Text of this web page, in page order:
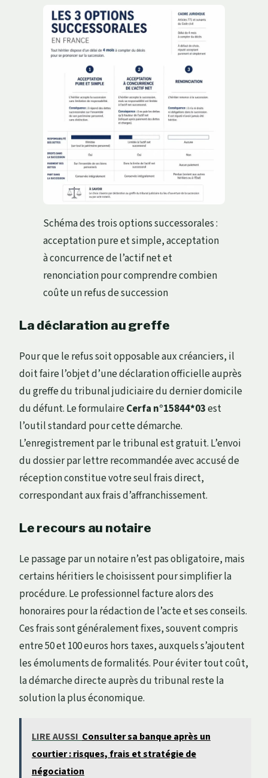
Schéma des trois options successorales :
acceptation pure et simple, acceptation
à concurrence de l’actif net et
renonciation pour comprendre combien
coûte un refus de succession
La déclaration au greffe
Pour que le refus soit opposable aux créanciers, il
doit faire l’objet d’une déclaration officielle auprès
du greffe du tribunal judiciaire du dernier domicile
du défunt. Le formulaireCerfa n°15844*03est
l’outil standard pour cette démarche.
L’enregistrement par le tribunal est gratuit. L’envoi
du dossier par lettre recommandée avec accusé de
réception constitue votre seul frais direct,
correspondant aux frais d’affranchissement.
Le recours au notaire
Le passage par un notaire n’est pas obligatoire, mais
certains héritiers le choisissent pour simplifier la
procédure. Le professionnel facture alors des
honoraires pour la rédaction de l’acte et ses conseils.
Ces frais sont généralement fixes, souvent compris
entre 50 et 100 euros hors taxes, auxquels s’ajoutent
les émoluments de formalités. Pour éviter tout coût,
la démarche directe auprès du tribunal reste la
solution la plus économique.
LIRE AUSSI Consulter sa banque après un
courtier : risques, frais et stratégie de
négociation